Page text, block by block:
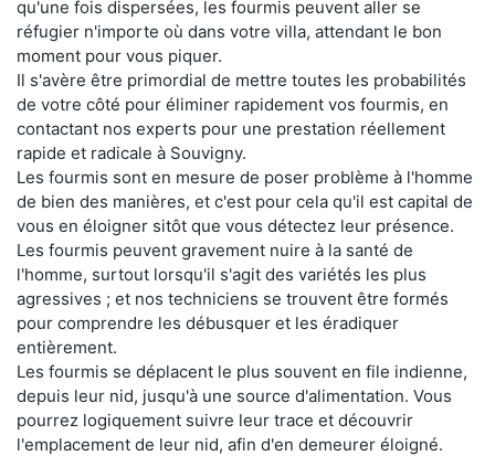
qu'une fois dispersées, les fourmis peuvent aller se
réfugier n'importe où dans votre villa, attendant le bon
moment pour vous piquer.
Il s'avère être primordial de mettre toutes les probabilités
de votre côté pour éliminer rapidement vos fourmis, en
contactant nos experts pour une prestation réellement
rapide et radicale à Souvigny.
Les fourmis sont en mesure de poser problème à l'homme
de bien des manières, et c'est pour cela qu'il est capital de
vous en éloigner sitôt que vous détectez leur présence.
Les fourmis peuvent gravement nuire à la santé de
l'homme, surtout lorsqu'il s'agit des variétés les plus
agressives ; et nos techniciens se trouvent être formés
pour comprendre les débusquer et les éradiquer
entièrement.
Les fourmis se déplacent le plus souvent en file indienne,
depuis leur nid, jusqu'à une source d'alimentation. Vous
pourrez logiquement suivre leur trace et découvrir
l'emplacement de leur nid, afin d'en demeurer éloigné.